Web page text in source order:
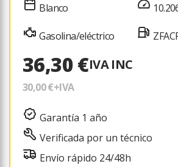
Blanco
Gasolina/eléctrico
36,30 €IVA INC
30,00 €+IVA
Garantía 1 año
Verificada por un técnico
Envío rápido 24/48h